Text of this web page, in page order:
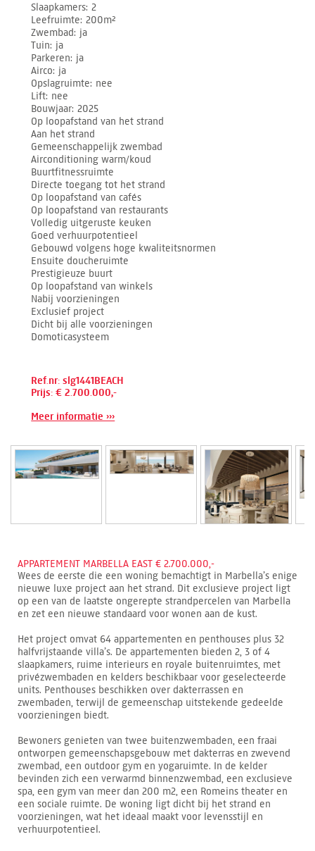
Slaapkamers 2
Leefruimte 200m²
Zwembad ja
Tuin ja
Parkeren ja
Airco ja
Opslagruimte nee
Lift nee
Bouwjaar 2025
Op loopafstand van het strand
Aan het strand
Gemeenschappelijk zwembad
Airconditioning warm/koud
Buurtfitnessruimte
Directe toegang tot het strand
Op loopafstand van cafés
Op loopafstand van restaurants
Volledig uitgeruste keuken
Goed verhuurpotentieel
Gebouwd volgens hoge kwaliteitsnormen
Ensuite doucheruimte
Prestigieuze buurt
Op loopafstand van winkels
Nabij voorzieningen
Exclusief project
Dicht bij alle voorzieningen
Domoticasysteem
Ref.nr: slg1441BEACH
Prijs: € 2.700.000,-
Meer informatie ›››
APPARTEMENT MARBELLA EAST € 2.700.000,-
Wees de eerste die een woning bemachtigt in Marbella’s enige
nieuwe luxe project aan het strand. Dit exclusieve project ligt
op een van de laatste ongerepte strandpercelen van Marbella
en zet een nieuwe standaard voor wonen aan de kust.
Het project omvat 64 appartementen en penthouses plus 32
halfvrijstaande villa’s. De appartementen bieden 2, 3 of 4
slaapkamers, ruime interieurs en royale buitenruimtes, met
privézwembaden en kelders beschikbaar voor geselecteerde
units. Penthouses beschikken over dakterrassen en
zwembaden, terwijl de gemeenschap uitstekende gedeelde
voorzieningen biedt.
Bewoners genieten van twee buitenzwembaden, een fraai
ontworpen gemeenschapsgebouw met dakterras en zwevend
zwembad, een outdoor gym en yogaruimte. In de kelder
bevinden zich een verwarmd binnenzwembad, een exclusieve
spa, een gym van meer dan 200 m2, een Romeins theater en
een sociale ruimte. De woning ligt dicht bij het strand en
voorzieningen, wat het ideaal maakt voor levensstijl en
verhuurpotentieel.